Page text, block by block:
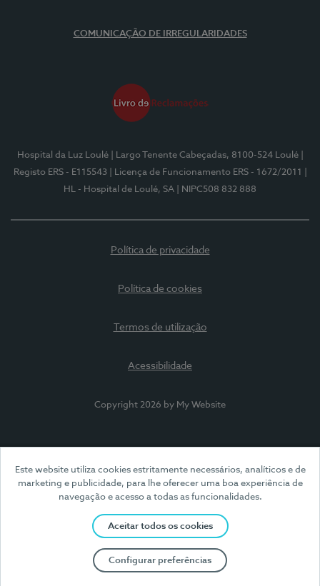
Este website utiliza cookies estritamente necessários, analíticos e de
marketing e publicidade, para lhe oferecer uma boa experiência de
navegação e acesso a todas as funcionalidades.
Aceitar todos os cookies
Configurar preferências
COMUNICAÇÃO DE IRREGULARIDADES
Hospital da Luz Loulé | Largo Tenente Cabeçadas, 8100-524 Loulé
Registo ERS - E115543
| Licença de Funcionamento ERS - 1672/2011
HL - Hospital de Loulé, SA
| NIPC508 832 888
Política de privacidade
Política de cookies
Termos de utilização
Acessibilidade
Copyright 2026 by My Website